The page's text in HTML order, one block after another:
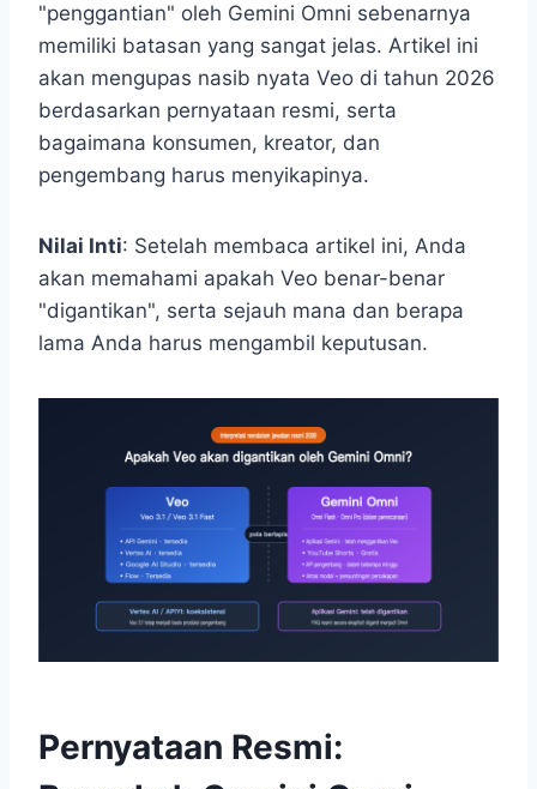
"penggantian" oleh Gemini Omni sebenarnya
memiliki batasan yang sangat jelas. Artikel ini
akan mengupas nasib nyata Veo di tahun 2026
berdasarkan pernyataan resmi, serta
bagaimana konsumen, kreator, dan
pengembang harus menyikapinya.
Nilai Inti: Setelah membaca artikel ini, Anda
akan memahami apakah Veo benar-benar
"digantikan", serta sejauh mana dan berapa
lama Anda harus mengambil keputusan.
Pernyataan Resmi: